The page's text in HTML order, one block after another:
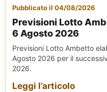
Pubblicato il 04/08/2026
Previsioni Lotto
6 Agosto 2026
Previsioni Lotto Ambetto
Agosto 2026 per il
2026.
Leggi l’articolo